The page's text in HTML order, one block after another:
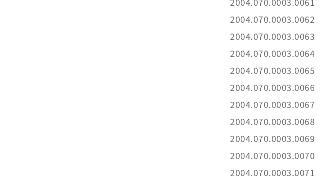
2004.070.0003.0062
2004.070.0003.0063
2004.070.0003.0064
2004.070.0003.0065
2004.070.0003.0066
2004.070.0003.0067
2004.070.0003.0068
2004.070.0003.0069
2004.070.0003.0070
2004.070.0003.0071